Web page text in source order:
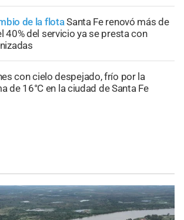
de la flotaSanta Fe renovó más de
40% del servicio ya se presta con
con cielo despejado, frío por la
de 16°C en la ciudad de Santa Fe